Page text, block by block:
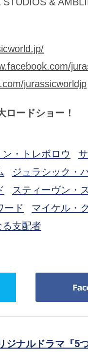
jurassicworldjp
ロードショー！
ン・トレボロウ
ジュラシック・
スティーヴン・
ード
マイケル・
る支配者
ジナルドラマ『5